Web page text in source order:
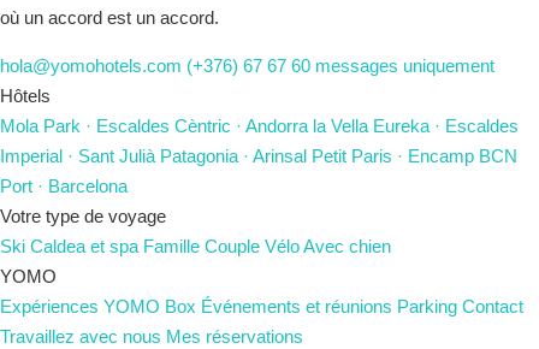
où un accord est un accord.
hola@yomohotels.com (+376) 67 67 60 messages uniquement
Hôtels
Mola Park · Escaldes Cèntric · Andorra la Vella Eureka · Escaldes
Imperial · Sant Julià Patagonia · Arinsal Petit Paris · Encamp BCN
Port · Barcelona
Votre type de voyage
Ski Caldea et spa Famille Couple VéloAvec chien
YOMO
Expériences YOMO Box Événements et réunions Parking Contact
Travaillez avec nous Mes réservations